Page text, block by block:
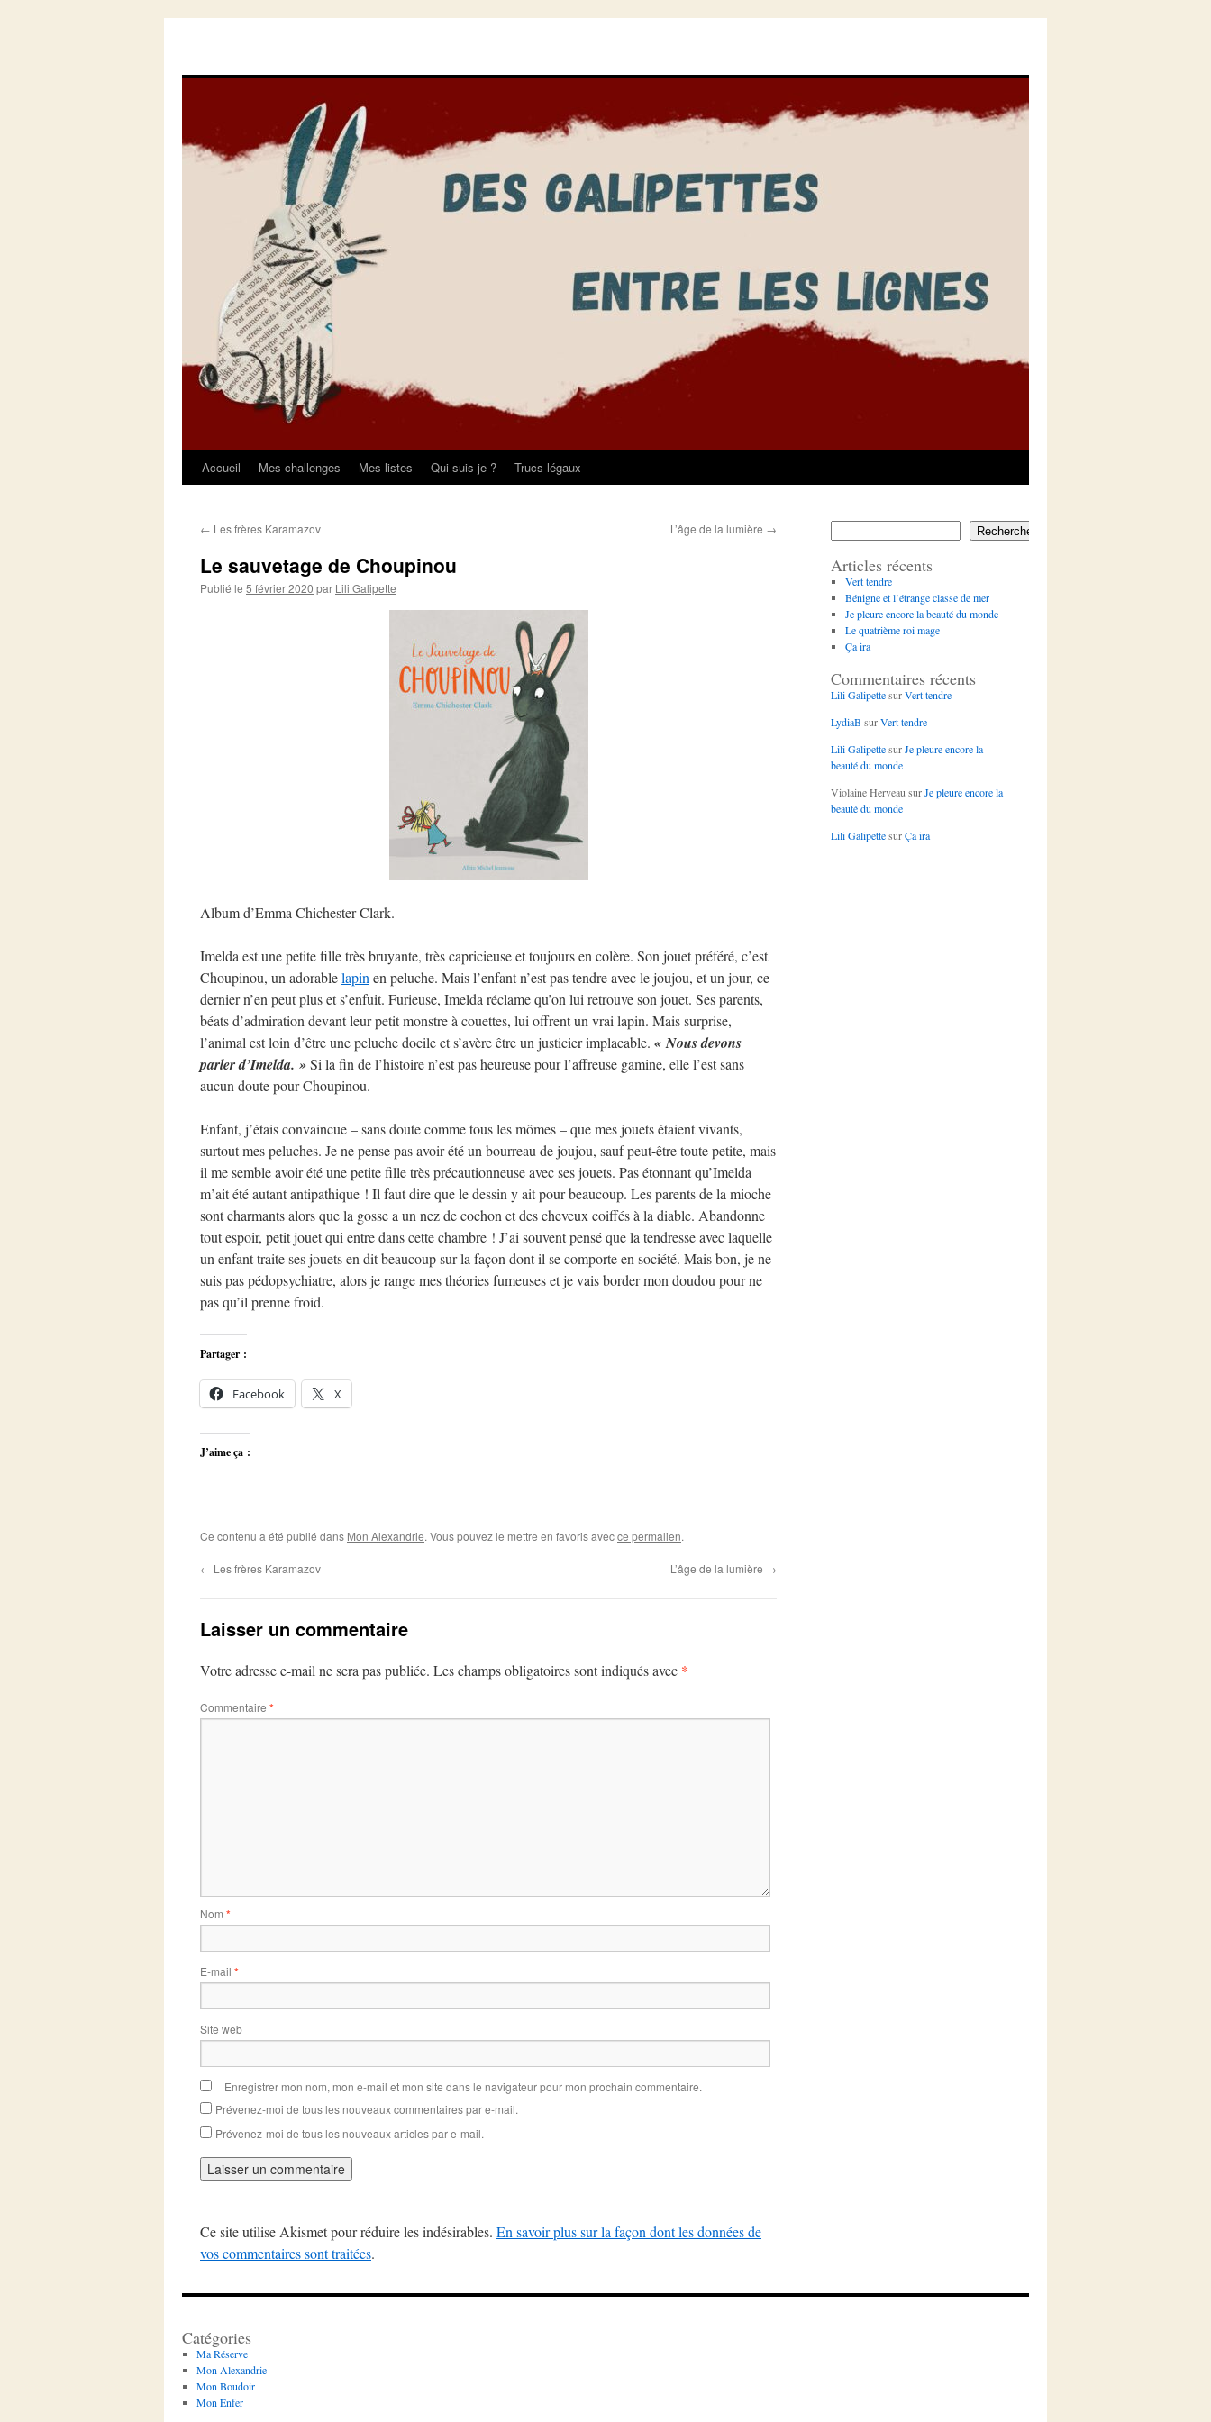
Aller
contenu
Accueil Mes challenges Mes listes Qui suis-je ? Trucs légaux
← Les frères Karamazov L’âge de la lumière →
Le sauvetage de Choupinou
Publié le 5 février 2020 par Lili Galipette
Album d’Emma Chichester Clark.
Imelda est une petite fille très bruyante, très capricieuse et toujours en colère. Son jouet préféré, c’est
Choupinou, un adorablelapin en peluche. Mais l’enfant n’est pas tendre avec le joujou, et un jour, ce
dernier n’en peut plus et s’enfuit. Furieuse, Imelda réclame qu’on lui retrouve son jouet. Ses parents,
béats d’admiration devant leur petit monstre à couettes, lui offrent un vrai lapin. Mais surprise,
l’animal est loin d’être une peluche docile et s’avère être un justicier implacable. « Nous devons
parler d’Imelda. »Si la fin de l’histoire n’est pas heureuse pour l’affreuse gamine, elle l’est sans
aucun doute pour Choupinou.
Enfant, j’étais convaincue – sans doute comme tous les mômes – que mes jouets étaient vivants,
surtout mes peluches. Je ne pense pas avoir été un bourreau de joujou, sauf peut-être toute petite, mais
il me semble avoir été une petite fille très précautionneuse avec ses jouets. Pas étonnant qu’Imelda
m’ait été autant antipathique ! Il faut dire que le dessin y ait pour beaucoup. Les parents de la mioche
sont charmants alors que la gosse a un nez de cochon et des cheveux coiffés à la diable. Abandonne
tout espoir, petit jouet qui entre dans cette chambre ! J’ai souvent pensé que la tendresse avec laquelle
un enfant traite ses jouets en dit beaucoup sur la façon dont il se comporte en société. Mais bon, je ne
suis pas pédopsychiatre, alors je range mes théories fumeuses et je vais border mon doudou pour ne
pas qu’il prenne froid.
Partager :
Facebook X
J’aime ça :
Ce contenu a été publié dans Mon Alexandrie. Vous pouvez le mettre en favoris avecce permalien.
← Les frères Karamazov L’âge de la lumière →
Laisser un commentaire
Votre adresse e-mail ne sera pas publiée. Les champs obligatoires sont indiqués avec *
Commentaire *
Nom *
E-mail *
Site web
Enregistrer mon nom, mon e-mail et mon site dans le navigateur pour mon prochain commentaire.
Prévenez-moi de tous les nouveaux commentaires par e-mail.
Prévenez-moi de tous les nouveaux articles par e-mail.
Ce site utilise Akismet pour réduire les indésirables. En savoir plus sur la façon dont les données de
vos commentaires sont traitées.
Rechercher
Articles récents
Vert tendre
Bénigne et l’étrange classe de mer
Je pleure encore la beauté du monde
Le quatrième roi mage
Ça ira
Commentaires récents
Lili GalipettesurVert tendre
LydiaB surVert tendre
Lili GalipettesurJe pleure encore la
beauté du monde
Violaine Herveau surJe pleure encore la
beauté du monde
Lili GalipettesurÇa ira
Catégories
Ma Réserve
Mon Alexandrie
Mon Boudoir
Mon Enfer